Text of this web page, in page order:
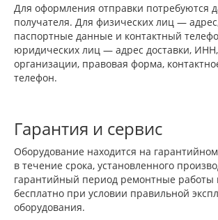
Для оформления отправки потребуются
получателя. Для физических лиц —
паспортные данные и контактный
юридических лиц — адрес доставки,
организации, правовая форма,
телефон.
Гарантия и сервис
Оборудование находится на
в течение срока, установленного
гарантийный период ремонтные работы
бесплатно при условии правильной
оборудования.